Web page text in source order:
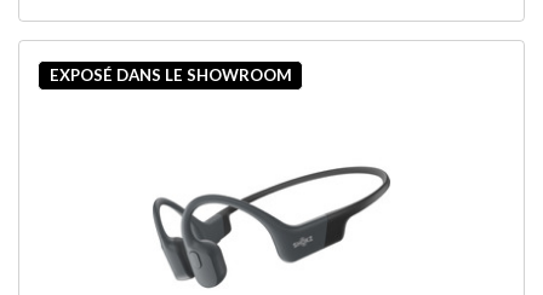
EXPOSÉ DANS LE SHOWROOM